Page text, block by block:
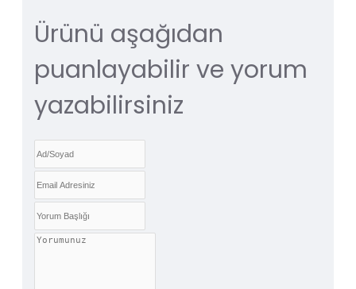
Ürünü aşağıdan
puanlayabilir ve yorum
yazabilirsiniz